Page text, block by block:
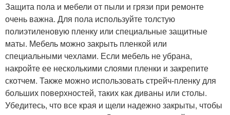
Защита пола и мебели от пыли и грязи при ремонте
очень важна. Для пола используйте толстую
полиэтиленовую пленку или специальные защитные
маты. Мебель можно закрыть пленкой или
специальными чехлами. Если мебель не убрана,
накройте ее несколькими слоями пленки и закрепите
скотчем. Также можно использовать стрейч-пленку для
больших поверхностей, таких как диваны или столы.
Убедитесь, что все края и щели надежно закрыты, чтобы